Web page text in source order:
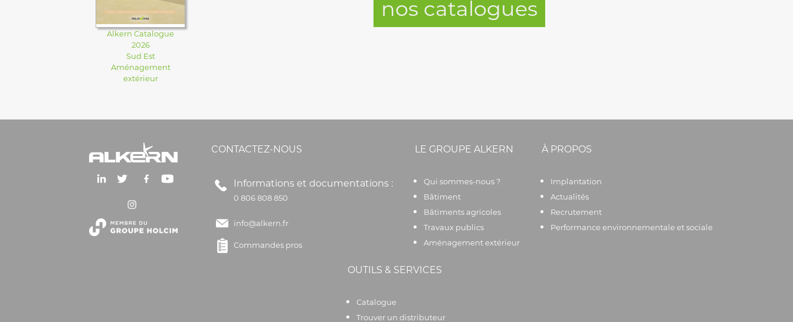
Alkern Catalogue
2026
Sud Est
Aménagement
extérieur
nos catalogues
CONTACTEZ-NOUS
Informations et documentations :
0 806 808 850
info@alkern.fr
Commandes pros
LE GROUPE ALKERN
Qui sommes-nous ?
Bâtiment
Bâtiments agricoles
Travaux publics
Aménagement extérieur
À PROPOS
Implantation
Actualités
Recrutement
Performance environnementale et sociale
OUTILS & SERVICES
Catalogue
Trouver un distributeur